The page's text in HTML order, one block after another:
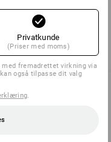
Privatkunde
(Priser med moms)
fremadrettet virkning via
også tilpasse dit valg
.